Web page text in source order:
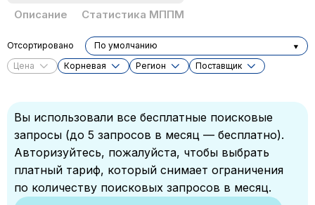
Описание
Статистика МППМ
Цена Корневая Регион Поставщик
Отсортировано По умолчанию
Вы использовали все бесплатные поисковые
запросы (до 5 запросов в месяц — бесплатно).
Авторизуйтесь, пожалуйста, чтобы выбрать
платный тариф, который снимает ограничения
по количеству поисковых запросов в месяц.